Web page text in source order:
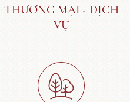
THƯƠNG MẠI - DỊCH
VỤ